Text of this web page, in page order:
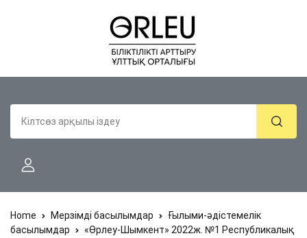
Home Мерзімді басылымдар
Ғылыми-әдістемелік
басылымдар
«Өрлеу-Шымкент» 2022ж. №1 Республикалық